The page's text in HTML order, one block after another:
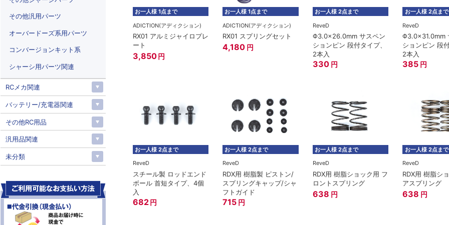
お一人様 1点まで
ADICTION(アディクション)
RX01 アルミジャイロプレ
ート
3,850 円
お一人様 1点まで
ADICTION(アディクション)
RX01 スプリングセット
4,180 円
お一人様 2点まで
ReveD
Φ3.0×26.0mm サスペン
ションピン 段付タイプ、
2本入
330 円
お一人様 2点まで
ReveD
Φ3.0×31.0mm
ションピン 段
2本入
385 円
お一人様 2点まで
ReveD
スチール製 ロッドエンド
ボール 首短タイプ、4個
入
682 円
お一人様 2点まで
ReveD
RDX用 樹脂製 ピストン/
スプリングキャップ/シャ
フトガイド
715 円
お一人様 2点まで
ReveD
RDX用 樹脂ショック用 フ
ロントスプリング
638 円
お一人様 2点まで
ReveD
RDX用 樹脂ショ
アスプリング
638 円
その他汎用パーツ
オーバードーズ系用パーツ
コンバージョンキット系
シャーシ用パーツ関連
RCメカ関連
バッテリー/充電器関連
その他RC用品
汎用品関連
未分類